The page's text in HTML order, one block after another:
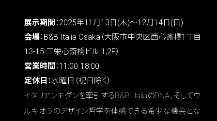
展示期間 ：2025年11月13日(木)〜12月14日(日)
会場：B&B Italia Osaka（大阪市中央区西心斎橋1丁目
13-15 三栄心斎橋ビル 1,2F）
営業時間 ：11:00-18:00
定休日 ：水曜日（祝日除く）
イタリアンモダンを牽引するB&B ItaliaのDNA、そしてウ
ルキオラのデザイン哲学を体感できる希少な機会とな